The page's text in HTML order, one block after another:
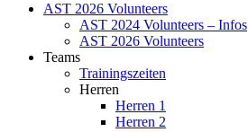
AST 2026 Volunteers
AST 2024 Volunteers – Infos
AST 2026 Volunteers
Teams
Trainingszeiten
Herren
Herren 1
Herren 2